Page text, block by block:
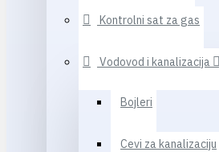
Kontrolni sat za gas
Vodovod i kanalizacija
Bojleri
Cevi za kanalizaciju